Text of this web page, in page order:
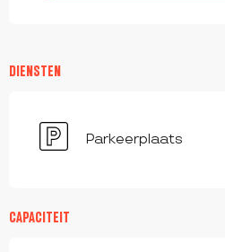
DIENSTEN
Parkeerplaats
CAPACITEIT